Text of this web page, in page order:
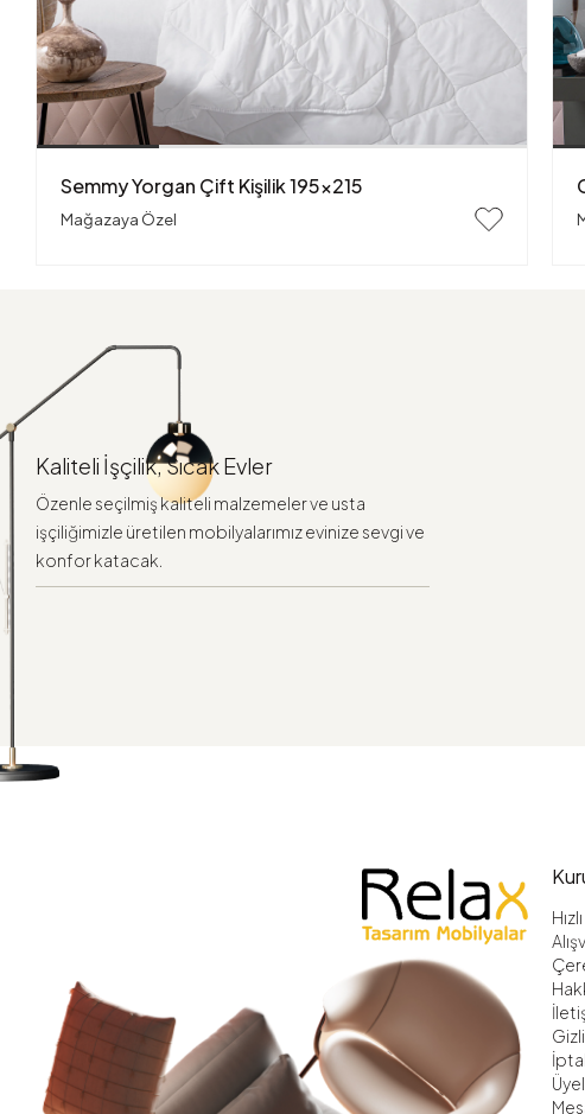
Semmy Yorgan Çift Kişilik 195x215
Mağazaya Özel
Kaliteli İşçilik, Sıcak Evler
Özenle seçilmiş kaliteli malzemeler ve usta
işçiliğimizle üretilen mobilyalarımız evinize sevgi ve
konfor katacak.